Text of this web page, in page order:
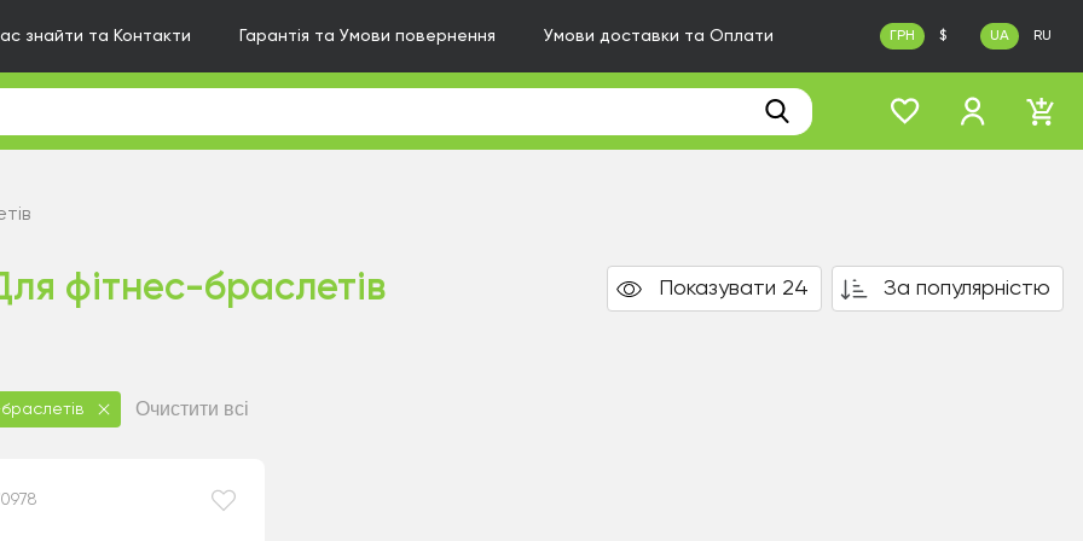
знайти та Контакти Гарантія та Умови повернення Умови доставки та Оплати ГРН $ UA RU
фітнес-браслетів Показувати 24 За популярністю
Очистити всі